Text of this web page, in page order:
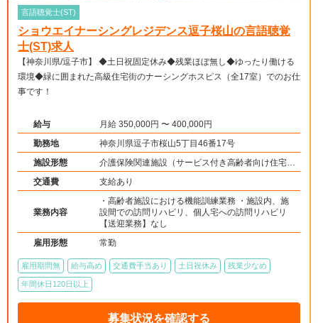
言語聴覚士(ST)
ショウエイナーシングレジデンス逗子桜山の言語聴覚
士(ST)求人
【神奈川県/逗子市】 ◆土日祝固定休み◆残業ほぼ無し◆ゆったり働ける
環境◆緑に囲まれた高級住宅街のナーシングホスピス（全17室）でのお仕
事です！
給与
月給 350,000円 〜 400,000円
勤務地
神奈川県逗子市桜山5丁目46番17号
施設形態
介護保険関連施設（サービス付き高齢者向け住宅/
訪問看護・リハ）
交通費 支給あり
業務内容
・高齢者施設における機能訓練業務 ・施設内、施
設間での訪問リハビリ、個人宅への訪問リハビリ
【送迎業務】なし
雇用形態
常勤
雇用期間無 給与高め 交通費手当あり 土日祝休み 残業少なめ
年間休日120日以上
募集状況を確認する